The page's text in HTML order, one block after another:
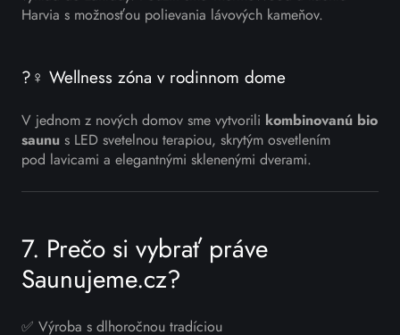
Harvia s možnosťou polievania lávových kameňov.
?‍♀️ Wellness zóna v rodinnom dome
V jednom z nových domov sme vytvorili kombinovanú bio
saunu s LED svetelnou terapiou, skrytým osvetlením
pod lavicami a elegantnými sklenenými dverami.
7. Prečo si vybrať práve
Saunujeme.cz?
✅ Výroba s dlhoročnou tradíciou